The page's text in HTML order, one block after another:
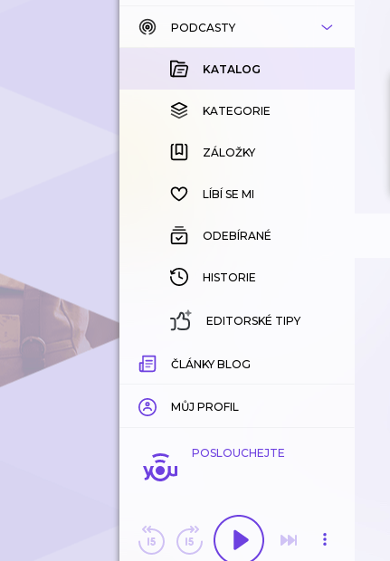
KATALOG
KOUPENÉ
KATEGORIE
ZÁLOŽKY
HISTORIE
PODCASTY
KATALOG
KATEGORIE
ZÁLOŽKY
LÍBÍ SE MI
ODEBÍRANÉ
HISTORIE
EDITORSKÉ TIPY
ČLÁNKY BLOG
MŮJ PROFIL
POSLOUCHEJTE